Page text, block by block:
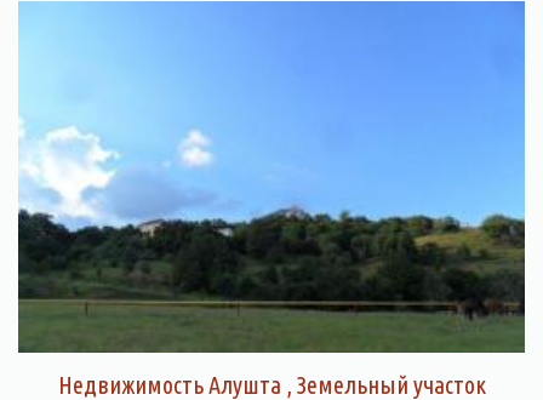
Недвижимость Алушта , Земельный участок